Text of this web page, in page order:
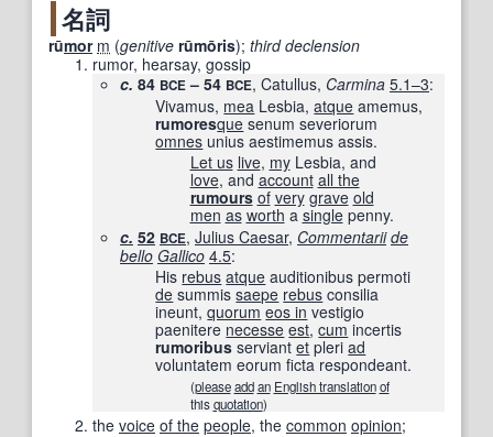
名詞
rūmor m (genitive rūmōris); third declension
rumor, hearsay, gossip
c. 84 BCE– 54 BCE, Catullus, Carmina 5.1–3:
Vivamus, mea Lesbia,atque amemus,
rumoresque senum severiorum
omnes unius aestimemus assis.
Let us live, myLesbia, and
love, and account all the
rumours of very grave old
men as worth a singlepenny.
c. 52 BCE, Julius Caesar, Commentarii de
bello Gallico 4.5:
His rebus atque auditionibus permoti
de summissaepe rebus consilia
ineunt,quorum eos in vestigio
paenitere necesse est,cum incertis
rumoribus serviantet pleriad
voluntatem eorum ficta respondeant.
(please add an English translation of
thisquotation)
the voice of the people, the common opinion;